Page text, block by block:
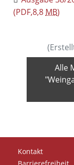
(PDF,8,8 MB)
Alle
Kontakt